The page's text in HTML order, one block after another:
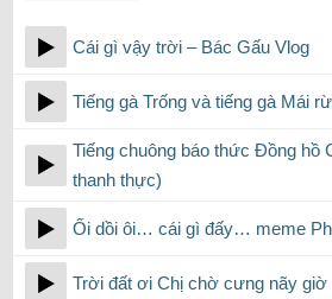
Cái gì vậy trời – Bác Gấu Vlog
Tiếng gà Trống và tiếng gà Mái
Tiếng chuông báo thức Đồng hồ
thanh thực)
Ối dồi ôi… cái gì đấy… meme
Trời đất ơi Chị chờ cưng nãy giờ